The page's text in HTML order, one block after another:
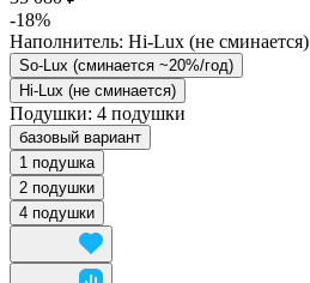
-18%
Наполнитель: Hi-Lux (не сминается)
So-Lux (cминается ~20%/год)
Hi-Lux (не сминается)
Подушки: 4 подушки
базовый вариант
1 подушка
2 подушки
4 подушки